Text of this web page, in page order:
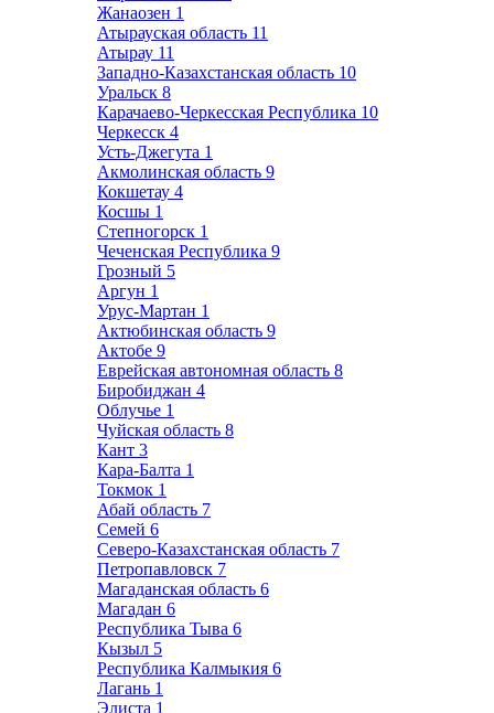
Жанаозен 1
Атырауская область 11
Атырау 11
Западно-Казахстанская область 10
Уральск 8
Карачаево-Черкесская Республика 10
Черкесск 4
Усть-Джегута 1
Акмолинская область 9
Кокшетау 4
Косшы 1
Степногорск 1
Чеченская Республика 9
Грозный 5
Аргун 1
Урус-Мартан 1
Актюбинская область 9
Актобе 9
Еврейская автономная область 8
Биробиджан 4
Облучье 1
Чуйская область 8
Кант 3
Кара-Балта 1
Токмок 1
Абай область 7
Семей 6
Северо-Казахстанская область 7
Петропавловск 7
Магаданская область 6
Магадан 6
Республика Тыва 6
Кызыл 5
Республика Калмыкия 6
Лагань 1
Элиста 1